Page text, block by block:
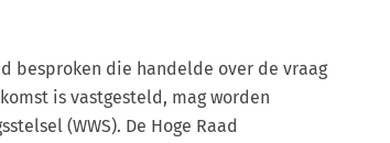
besproken die handelde over de vraag
is vastgesteld, mag worden
(WWS). De Hoge Raad